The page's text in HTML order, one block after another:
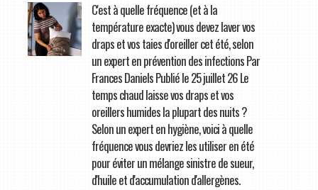
C'est à quelle fréquence (et à la
température exacte) vous devez laver vos
draps et vos taies d'oreiller cet été, selon
un expert en prévention des infections Par
Frances Daniels Publié le 25 juillet 26 Le
temps chaud laisse vos draps et vos
oreillers humides la plupart des nuits ?
Selon un expert en hygiène, voici à quelle
fréquence vous devriez les utiliser en été
pour éviter un mélange sinistre de sueur,
d'huile et d'accumulation d'allergènes.